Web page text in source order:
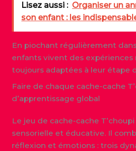
Lisez aussi : Organiser un
son enfant : les
En piochant régulièrement
enfants vivent des expériences
toujours adaptées à leur étape
Faire de chaque cache-cache
d’apprentissage global
Le jeu de cache-cache
sensorielle et éducative. Il
réflexion et émotions : trois